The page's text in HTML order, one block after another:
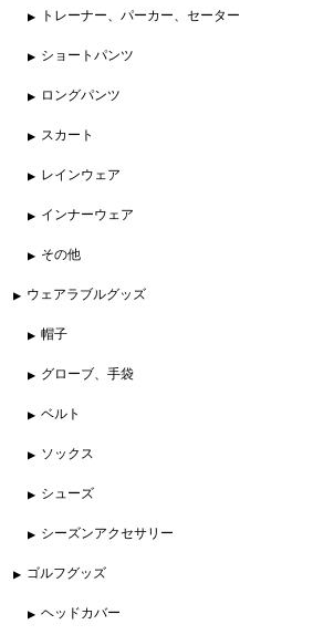
トレーナー、パーカー、セーター
ショートパンツ
ロングパンツ
スカート
レインウェア
インナーウェア
その他
ウェアラブルグッズ
帽子
グローブ、手袋
ベルト
ソックス
シューズ
シーズンアクセサリー
ゴルフグッズ
ヘッドカバー